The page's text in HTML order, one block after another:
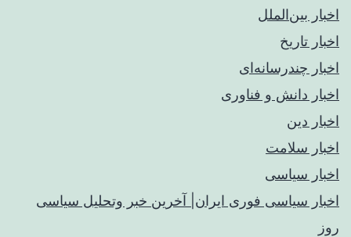
اخبار بین‌الملل
اخبار تاریخ
اخبار چندرسانه‌ای
اخبار دانش و فناوری
اخبار دین
اخبار سلامت
اخبار سیاسی
اخبار سیاسی فوری ایران| آخرین خبر وتحلیل سیاسی
روز